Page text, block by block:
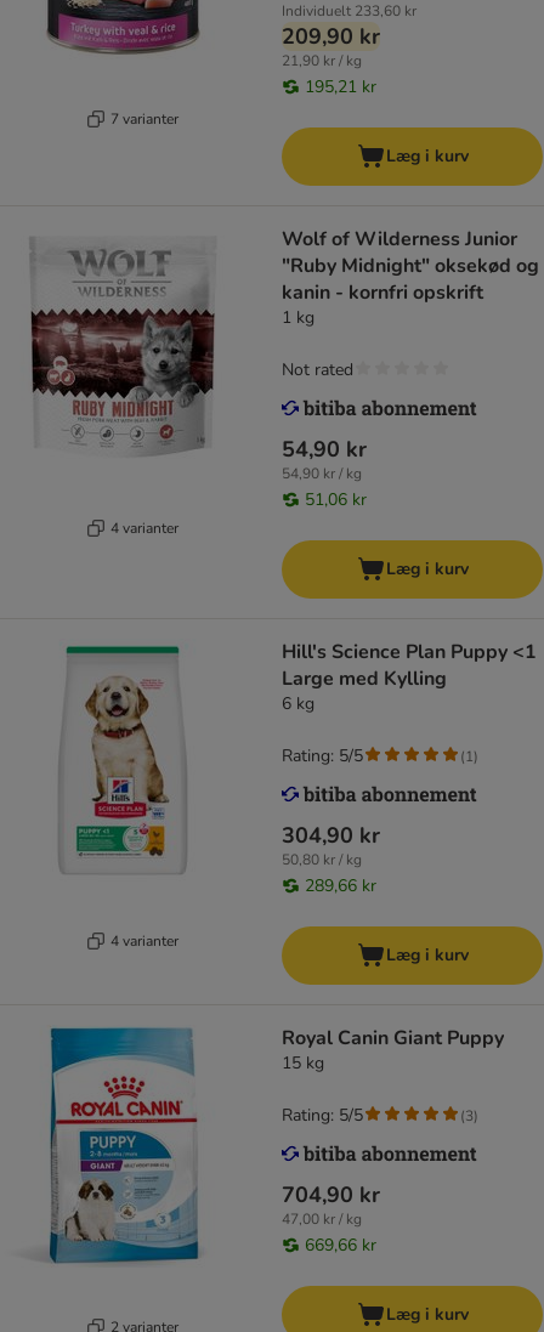
7 varianter
Individuelt 233,60 kr
209,90 kr
21,90 kr / kg
195,21 kr
Læg i kurv
4 varianter
Wolf of Wilderness Junior
"Ruby Midnight" oksekød og
kanin - kornfri opskrift
1 kg
54,90 kr
54,90 kr / kg
51,06 kr
Not rated
Læg i kurv
4 varianter
Hill's Science Plan Puppy <1
Large med Kylling
6 kg
304,90 kr
50,80 kr / kg
289,66 kr
Rating: 5/5 (1)
Læg i kurv
2 varianter
Royal Canin Giant Puppy
15 kg
704,90 kr
47,00 kr / kg
669,66 kr
Rating: 5/5 (3)
Læg i kurv